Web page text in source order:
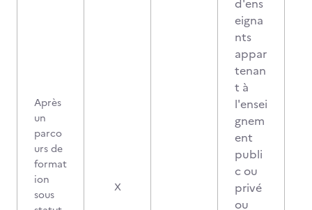
Après
un
parco
urs de
format
ion
sous
X
d'ens
eigna
nts
appar
tenan
t à
l'ensei
gnem
ent
publi
c ou
privé
ou